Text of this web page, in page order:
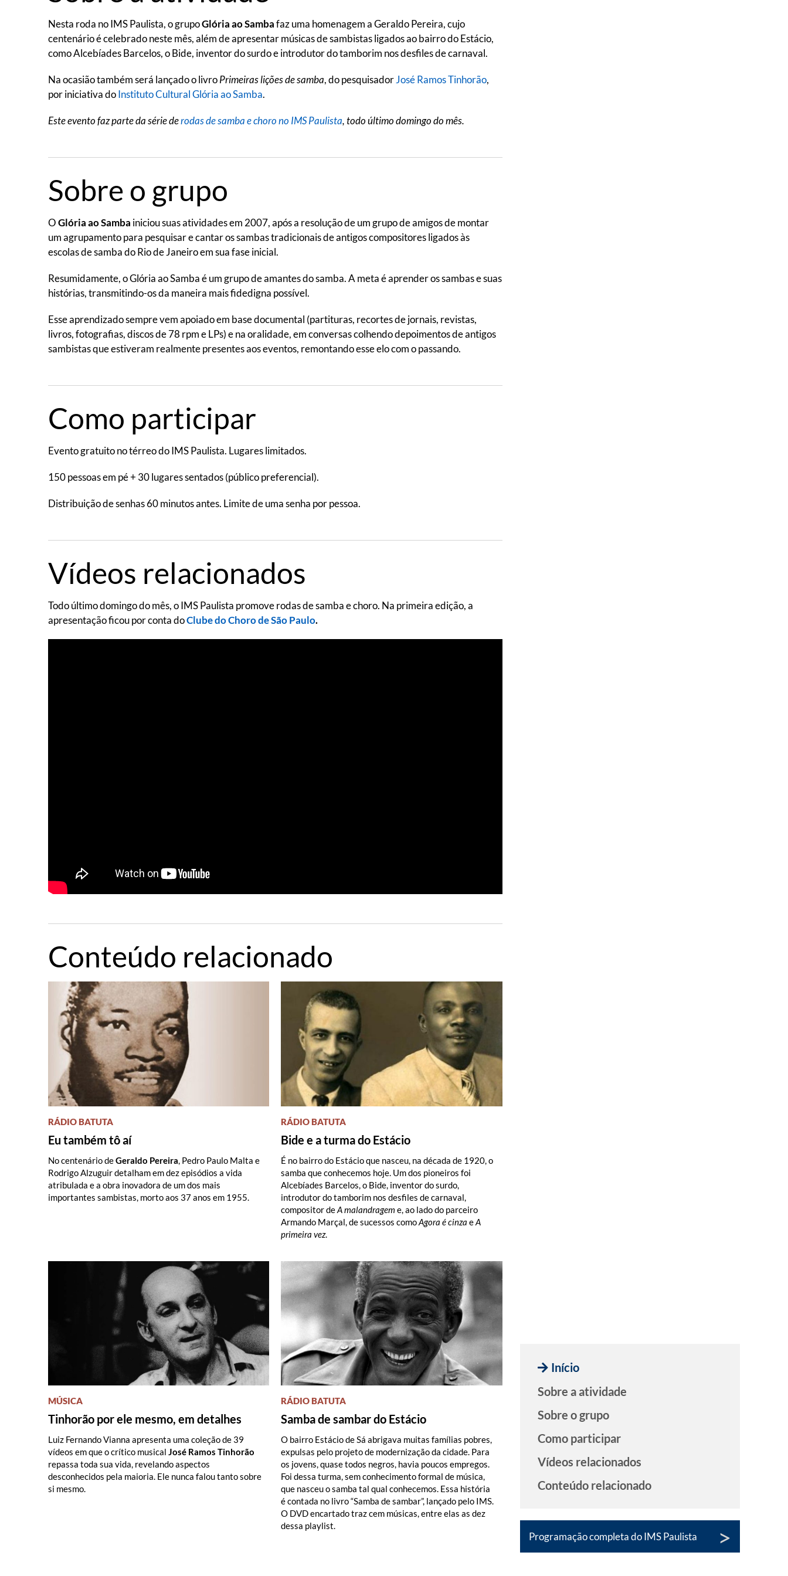
Nesta roda no IMS Paulista, o grupoGlória ao Sambafaz uma homenagem a Geraldo Pereira, cujo
centenário é celebrado neste mês, além de apresentar músicas de sambistas ligados ao bairro do Estácio,
como Alcebíades Barcelos, o Bide, inventor do surdo e introdutor do tamborim nos desfiles de carnaval.
Na ocasião também será lançado o livroPrimeiras lições de samba, do pesquisadorJosé Ramos Tinhorão,
por iniciativa doInstituto Cultural Glória ao Samba.
Este evento faz parte da série derodas de samba e choro no IMS Paulista, todo último domingo do mês.
Sobre o grupo
OGlória ao Samba iniciou suas atividades em 2007, após a resolução de um grupo de amigos de montar
um agrupamento para pesquisar e cantar os sambas tradicionais de antigos compositores ligados às
escolas de samba do Rio de Janeiro em sua fase inicial.
Resumidamente, o Glória ao Samba é um grupo de amantes do samba. A meta é aprender os sambas e suas
histórias, transmitindo-os da maneira mais fidedigna possível.
Esse aprendizado sempre vem apoiado em base documental (partituras, recortes de jornais, revistas,
livros, fotografias, discos de 78 rpm e LPs) e na oralidade, em conversas colhendo depoimentos de antigos
sambistas que estiveram realmente presentes aos eventos, remontando esse elo com o passando.
Como participar
Evento gratuito no térreo do IMS Paulista. Lugares limitados.
150 pessoas em pé + 30 lugares sentados (público preferencial).
Distribuição de senhas 60 minutos antes. Limite de uma senha por pessoa.
Vídeos relacionados
Todo último domingo do mês, o IMS Paulista promove rodas de samba e choro. Na primeira edição, a
apresentação ficou por conta doClube do Choro de São Paulo.
Conteúdo relacionado
RÁDIO BATUTA
Eu também tô aí
No centenário deGeraldo Pereira , Pedro Paulo Malta e
Rodrigo Alzuguir detalham em dez episódios a vida
atribulada e a obra inovadora de um dos mais
importantes sambistas, morto aos 37 anos em 1955.
RÁDIO BATUTA
Bide e a turma do Estácio
É no bairro do Estácio que nasceu, na década de 1920, o
samba que conhecemos hoje. Um dos pioneiros foi
Alcebíades Barcelos, o Bide, inventor do surdo,
introdutor do tamborim nos desfiles de carnaval,
compositor deA malandragem e, ao lado do parceiro
Armando Marçal, de sucessos comoAgora é cinza eA
primeira vez.
MÚSICA
Tinhorão por ele mesmo, em detalhes
Luiz Fernando Vianna apresenta uma coleção de 39
vídeos em que o crítico musical José Ramos Tinhorão
repassa toda sua vida, revelando aspectos
desconhecidos pela maioria. Ele nunca falou tanto sobre
si mesmo.
RÁDIO BATUTA
Samba de sambar do Estácio
O bairro Estácio de Sá abrigava muitas famílias pobres,
expulsas pelo projeto de modernização da cidade. Para
os jovens, quase todos negros, havia poucos empregos.
Foi dessa turma, sem conhecimento formal de música,
que nasceu o samba tal qual conhecemos. Essa história
é contada no livro “Samba de sambar”, lançado pelo IMS.
O DVD encartado traz cem músicas, entre elas as dez
dessa playlist.
Início
Sobre a atividade
Sobre o grupo
Como participar
Vídeos relacionados
Conteúdo relacionado
Programação completa do IMS Paulista